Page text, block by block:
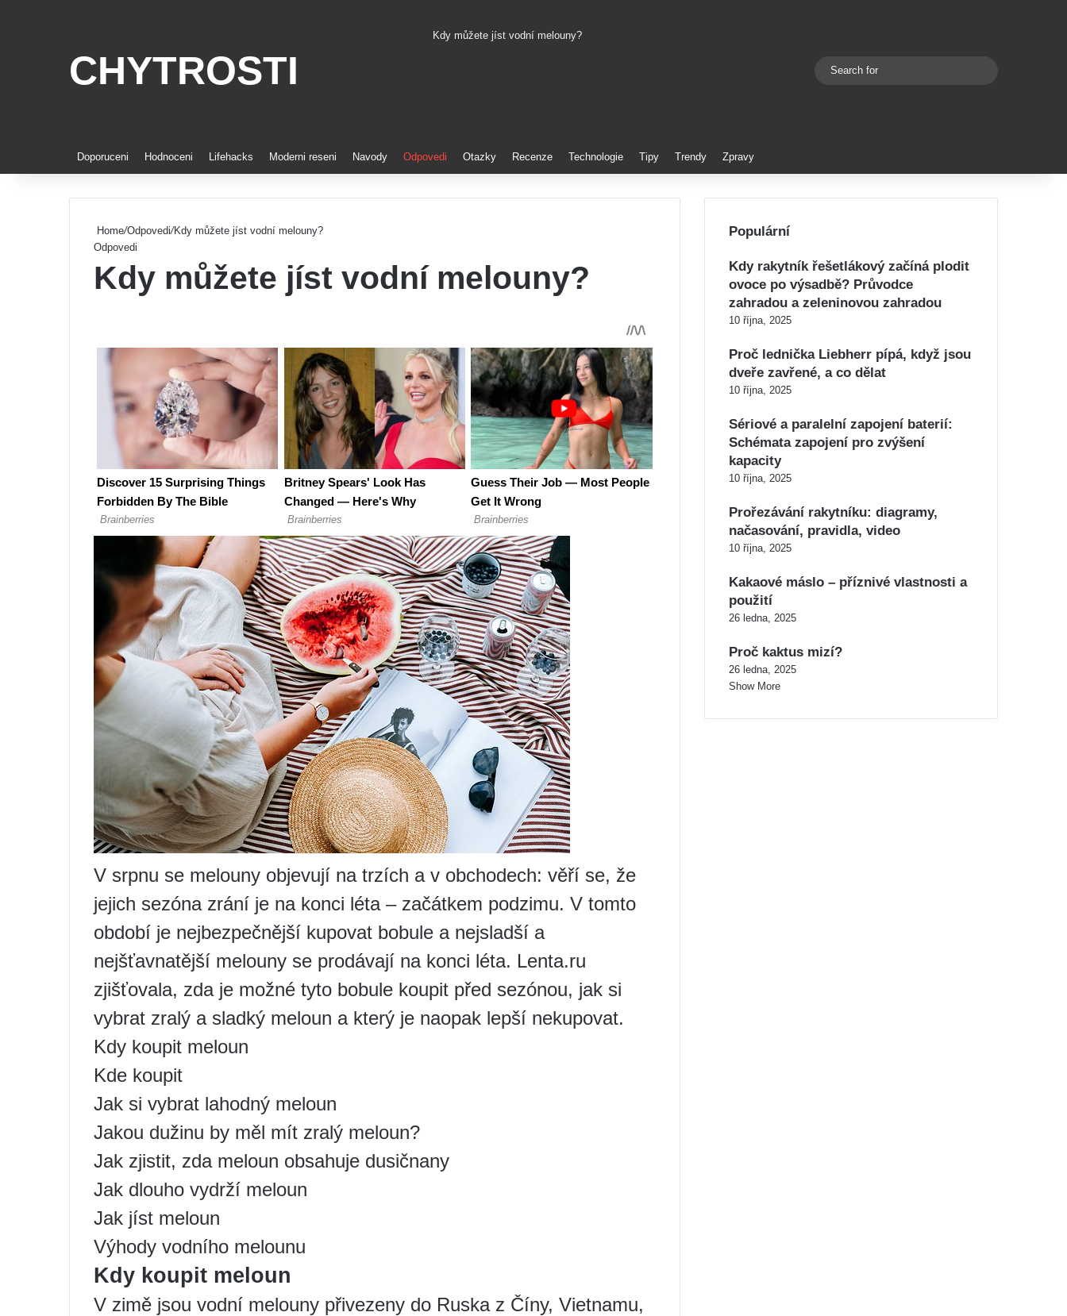
CHYTROSTI
Kdy můžete jíst vodní melouny?
Switch skin
Doporuceni Hodnoceni Lifehacks Moderni reseni Navody Odpovedi Otazky Recenze Technologie Tipy Trendy Zpravy
Home/Odpovedi/Kdy můžete jíst vodní melouny?
Odpovedi
Kdy můžete jíst vodní melouny?
V srpnu se melouny objevují na trzích a v obchodech: věří se, že
jejich sezóna zrání je na konci léta – začátkem podzimu. V tomto
období je nejbezpečnější kupovat bobule a nejsladší a
nejšťavnatější melouny se prodávají na konci léta. Lenta.ru
zjišťovala, zda je možné tyto bobule koupit před sezónou, jak si
vybrat zralý a sladký meloun a který je naopak lepší nekupovat.
Kdy koupit meloun
Kde koupit
Jak si vybrat lahodný meloun
Jakou dužinu by měl mít zralý meloun?
Jak zjistit, zda meloun obsahuje dusičnany
Jak dlouho vydrží meloun
Jak jíst meloun
Výhody vodního melounu
Kdy koupit meloun
V zimě jsou vodní melouny přivezeny do Ruska z Číny, Vietnamu,
Populární
Kdy rakytník řešetlákový začíná plodit
ovoce po výsadbě? Průvodce
zahradou a zeleninovou zahradou
10 října, 2025
Proč lednička Liebherr pípá, když jsou
dveře zavřené, a co dělat
10 října, 2025
Sériové a paralelní zapojení baterií:
Schémata zapojení pro zvýšení
kapacity
10 října, 2025
Prořezávání rakytníku: diagramy,
načasování, pravidla, video
10 října, 2025
Kakaové máslo – příznivé vlastnosti a
použití
26 ledna, 2025
Proč kaktus mizí?
26 ledna, 2025
Show More